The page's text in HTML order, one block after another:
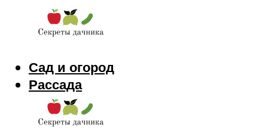
Сад и огород
Рассада
Цветы
Заготовки